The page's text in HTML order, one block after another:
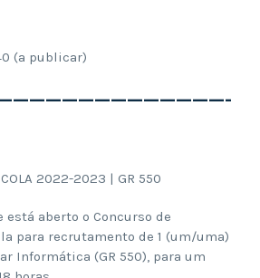
(a publicar)
2022-2023 | GR 550
está aberto o Concurso de
para recrutamento de 1 (um/uma)
Informática (GR 550), para um